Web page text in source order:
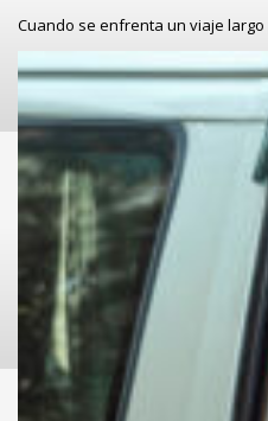
Cuando se enfrenta un viaje